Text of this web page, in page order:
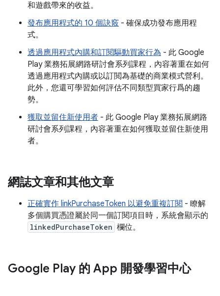
和遊戲帶來的收益。
發布應用程式的 10 個訣竅 - 確保成功發布應用程
式。
透過應用程式內購和訂閱驅動買家行為 - 此 Google
Play 業務拓展網路研討會系列課程，內容著重在如何
透過應用程式內購或以訂閲為基礎的商業模式營利。
此外，您還可學習如何評估不同類型買家行爲的趨
勢。
獲取並留住新使用者 - 此 Google Play 業務拓展網路
研討會系列課程，內容著重在如何獲取並留住新使用
者。
網誌文章和其他文章
正確實作 linkPurchaseToken 以避免重複訂閱 - 瞭解
多個購買憑證屬於同一個訂閱項目時，系統會顯示的
linkedPurchaseToken 欄位。
Google Play 的 App 開發學習中心